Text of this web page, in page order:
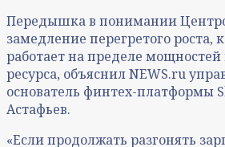
Передышка в понимании
замедление перегретого роста,
работает на пределе мощностей
ресурса, объяснил NEWS.ru
основатель финтех-платформы
Астафьев.
«Если продолжать разгонять